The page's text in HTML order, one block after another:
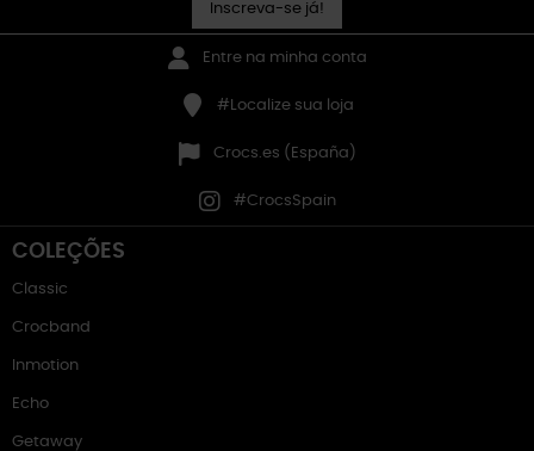
Inscreva-se já!
Entre na minha conta
#Localize sua loja
Crocs.es (España)
#CrocsSpain
COLEÇÕES
Classic
Crocband
Inmotion
Echo
Getaway